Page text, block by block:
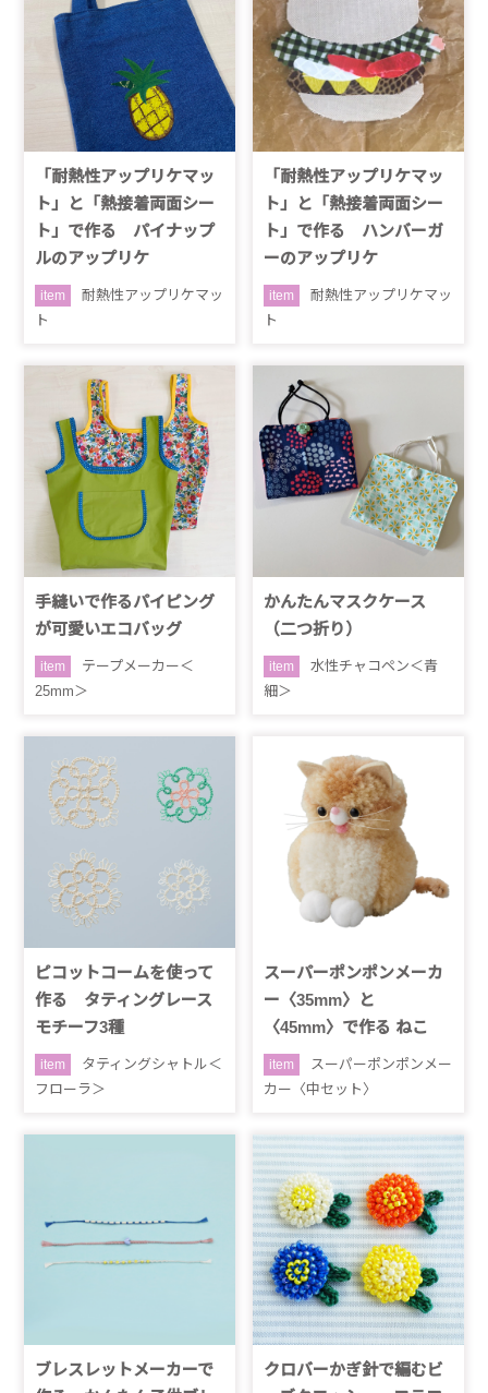
「耐熱性アップリケマッ
ト」と「熱接着両面シー
ト」で作る パイナップ
ルのアップリケ
item
耐熱性アップリケマッ
ト
「耐熱性アップリケマッ
ト」と「熱接着両面シー
ト」で作る ハンバーガ
ーのアップリケ
item
耐熱性アップリケマッ
ト
手縫いで作るパイピング
が可愛いエコバッグ
item
テープメーカー＜
25mm＞
かんたんマスクケース
（二つ折り）
item
水性チャコペン＜青
細＞
ピコットコームを使って
作る タティングレース
モチーフ3種
item
タティングシャトル＜
フローラ＞
スーパーポンポンメーカ
ー〈35mm〉と
〈45mm〉で作る ねこ
item
スーパーポンポンメー
カー〈中セット〉
ブレスレットメーカーで
クロバーかぎ針で編むビ